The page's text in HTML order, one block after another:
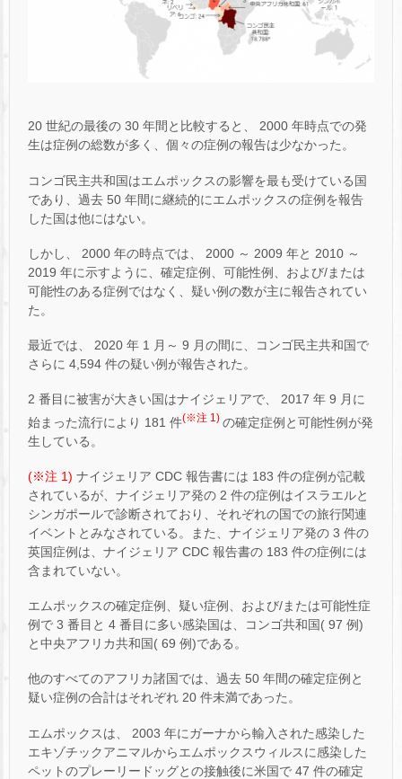
20 世紀の最後の 30 年間と比較すると、 2000 年時点での発
生は症例の総数が多く、個々の症例の報告は少なかった。
コンゴ民主共和国はエムポックスの影響を最も受けている国
であり、過去 50 年間に継続的にエムポックスの症例を報告
した国は他にはない。
しかし、 2000 年の時点では、 2000 ～ 2009 年と 2010 ～
2019 年に示すように、確定症例、可能性例、および/または
可能性のある症例ではなく、疑い例の数が主に報告されてい
た。
最近では、 2020 年 1 月～ 9 月の間に、コンゴ民主共和国で
さらに 4,594 件の疑い例が報告された。
2 番目に被害が大きい国はナイジェリアで、 2017 年 9 月に
始まった流行により 181 件(※注 1) の確定症例と可能性例が発
生している。
(※注 1) ナイジェリア CDC 報告書には 183 件の症例が記載
されているが、ナイジェリア発の 2 件の症例はイスラエルと
シンガポールで診断されており、それぞれの国での旅行関連
イベントとみなされている。また、ナイジェリア発の 3 件の
英国症例は、ナイジェリア CDC 報告書の 183 件の症例には
含まれていない。
エムポックスの確定症例、疑い症例、および/または可能性症
例で 3 番目と 4 番目に多い感染国は、コンゴ共和国( 97 例)
と中央アフリカ共和国( 69 例)である。
他のすべてのアフリカ諸国では、過去 50 年間の確定症例と
疑い症例の合計はそれぞれ 20 件未満であった。
エムポックスは、 2003 年にガーナ​​から輸入された感染した
エキゾチックアニマルからエムポックスウィルスに感染した
ペットのプレーリードッグとの接触後に米国で 47 件の確定